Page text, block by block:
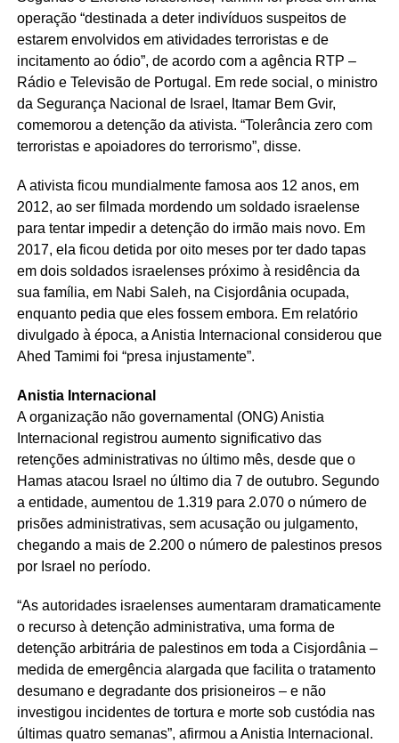
operação “destinada a deter indivíduos suspeitos de
estarem envolvidos em atividades terroristas e de
incitamento ao ódio”, de acordo com a agência RTP –
Rádio e Televisão de Portugal. Em rede social, o ministro
da Segurança Nacional de Israel, Itamar Bem Gvir,
comemorou a detenção da ativista. “Tolerância zero com
terroristas e apoiadores do terrorismo”, disse.
A ativista ficou mundialmente famosa aos 12 anos, em
2012, ao ser filmada mordendo um soldado israelense
para tentar impedir a detenção do irmão mais novo. Em
2017, ela ficou detida por oito meses por ter dado tapas
em dois soldados israelenses próximo à residência da
sua família, em Nabi Saleh, na Cisjordânia ocupada,
enquanto pedia que eles fossem embora. Em relatório
divulgado à época, a Anistia Internacional considerou que
Ahed Tamimi foi “presa injustamente”.
Anistia Internacional
A organização não governamental (ONG) Anistia
Internacional registrou aumento significativo das
retenções administrativas no último mês, desde que o
Hamas atacou Israel no último dia 7 de outubro. Segundo
a entidade, aumentou de 1.319 para 2.070 o número de
prisões administrativas, sem acusação ou julgamento,
chegando a mais de 2.200 o número de palestinos presos
por Israel no período.
“As autoridades israelenses aumentaram dramaticamente
o recurso à detenção administrativa, uma forma de
detenção arbitrária de palestinos em toda a Cisjordânia –
medida de emergência alargada que facilita o tratamento
desumano e degradante dos prisioneiros – e não
investigou incidentes de tortura e morte sob custódia nas
últimas quatro semanas”, afirmou a Anistia Internacional.